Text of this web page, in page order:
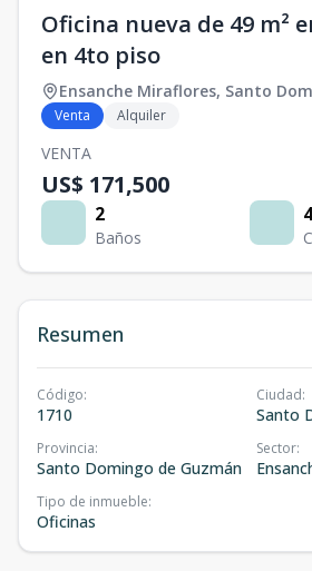
Oficina nueva de 49 m²
en 4to piso
Ensanche Miraflores, Santo
Venta Alquiler
VENTA
US$ 171,500
2
Baños
Resumen
Código:
1710
Ciudad:
Santo
Provincia:
Santo Domingo de Guzmán
Sector:
Tipo de inmueble:
Oficinas